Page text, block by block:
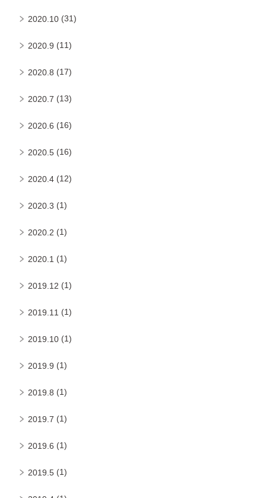
2020.10 (31)
2020.9 (11)
2020.8 (17)
2020.7 (13)
2020.6 (16)
2020.5 (16)
2020.4 (12)
2020.3 (1)
2020.2 (1)
2020.1 (1)
2019.12 (1)
2019.11 (1)
2019.10 (1)
2019.9 (1)
2019.8 (1)
2019.7 (1)
2019.6 (1)
2019.5 (1)